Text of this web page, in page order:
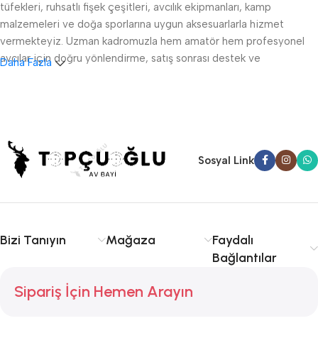
tüfekleri, ruhsatlı fişek çeşitleri, avcılık ekipmanları, kamp
malzemeleri ve doğa sporlarına uygun aksesuarlarla hizmet
vermekteyiz. Uzman kadromuzla hem amatör hem profesyonel
avcılar için doğru yönlendirme, satış sonrası destek ve
sunuyoruz. Avcılıkta kalite, güvenlik ve deneyim için Topçuoğlu
Av sizinle!
Daha Fazla
Sosyal Link
Bizi Tanıyın Mağaza
Faydalı
Bağlantılar
Sipariş İçin Hemen Arayın